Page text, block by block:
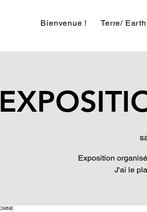
Bienvenue ! Terre/ Earth
Exposition
J'ai le